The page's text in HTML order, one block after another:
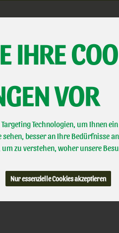
IHRE
VOR
Technologien, um Ihnen
besser an Ihre Bedürfnisse
zu verstehen, woher unsere
Nur essenzielle Cookies akzeptieren
Direktvermarktung